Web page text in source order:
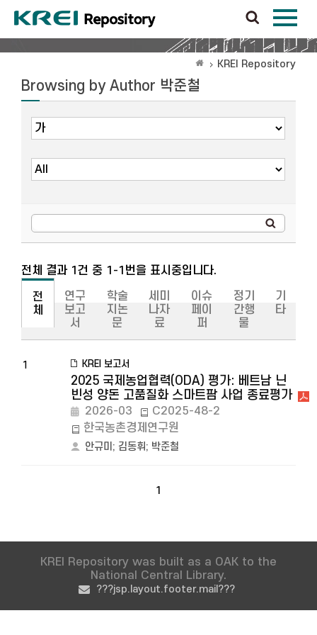
KREI Repository
Browsing by Author 박준철
전체 결과 1건 중 1-1번을 표시중입니다.
전
체
연구
보고
서
학술
지논
문
세미
나자
료
이슈
페이
퍼
정기
간행
물
기
타
1 KREI 보고서
2025 국제농업협력(ODA) 평가: 베트남 닌
빈성 양돈 고품질화 스마트팜 사업 종료평가
2026-03
C2025-48-2
한국농촌경제연구원
안규미 ; 김동휘; 박준철
1
KREI Repository was built as a OAK to the
National Central Library.
???jsp.layout.footer.mail???